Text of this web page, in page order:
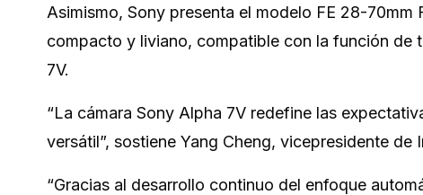
Asimismo, Sony presenta el modelo FE 28-
compacto y liviano, compatible con la función de
7V.
“La cámara Sony Alpha 7V redefine las
versátil”, sostiene Yang Cheng, vicepresidente
“Gracias al desarrollo continuo del enfoque